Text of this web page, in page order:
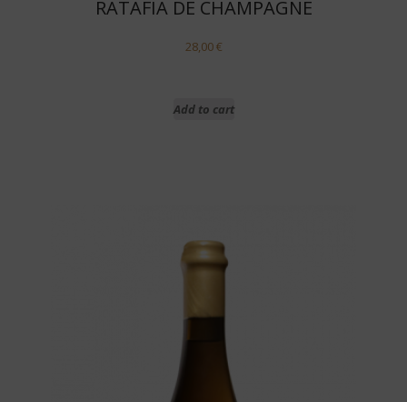
RATAFIA DE CHAMPAGNE
28,00€
Add to cart